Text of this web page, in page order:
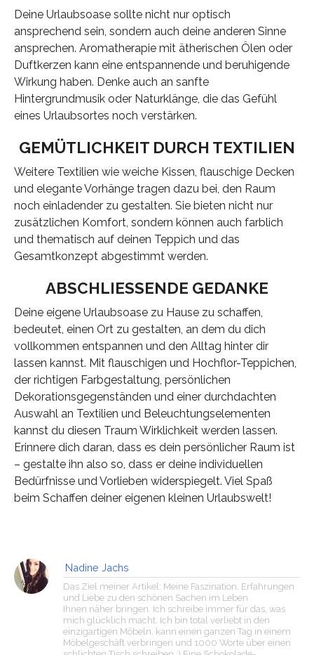
Deine Urlaubsoase sollte nicht nur optisch
ansprechend sein, sondern auch deine anderen Sinne
ansprechen. Aromatherapie mit ätherischen Ölen oder
Duftkerzen kann eine entspannende und beruhigende
Wirkung haben. Denke auch an sanfte
Hintergrundmusik oder Naturklänge, die das Gefühl
eines Urlaubsortes noch verstärken.
GEMÜTLICHKEIT DURCH TEXTILIEN
Weitere Textilien wie weiche Kissen, flauschige Decken
und elegante Vorhänge tragen dazu bei, den Raum
noch einladender zu gestalten. Sie bieten nicht nur
zusätzlichen Komfort, sondern können auch farblich
und thematisch auf deinen Teppich und das
Gesamtkonzept abgestimmt werden.
ABSCHLIESSENDE GEDANKE
Deine eigene Urlaubsoase zu Hause zu schaffen,
bedeutet, einen Ort zu gestalten, an dem du dich
vollkommen entspannen und den Alltag hinter dir
lassen kannst. Mit flauschigen und Hochflor-Teppichen,
der richtigen Farbgestaltung, persönlichen
Dekorationsgegenständen und einer durchdachten
Auswahl an Textilien und Beleuchtungselementen
kannst du diesen Traum Wirklichkeit werden lassen.
Erinnere dich daran, dass es dein persönlicher Raum ist
– gestalte ihn also so, dass er deine individuellen
Bedürfnisse und Vorlieben widerspiegelt. Viel Spaß
beim Schaffen deiner eigenen kleinen Urlaubswelt!
Nadine Jachs
Das Ziel meiner Artikel: Meine Faszination, Erfahrungen
und Liebe zu den schönen Sachen im Leben
Ihnen näher bringen. Ich schreibe immer für das, was
mich glücklich macht. Ich bin total verliebt in den
einzigartigen Möbeln, kann einen ganzen Tag in einem
Möbelgeschäft verbringen und 1000 Worte über einen